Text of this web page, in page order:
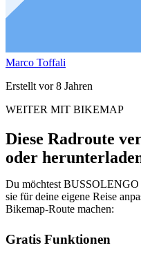
Marco Toffali
Erstellt vor 8 Jahren
WEITER MIT BIKEMAP
Diese Radroute
oder
Du möchtest
sie für deine eigene Reise
Bikemap-Route machen:
Gratis Funktionen